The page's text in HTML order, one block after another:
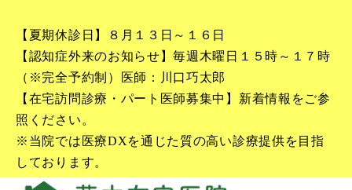
【夏期休診日】８月１３日～１６日
【認知症外来のお知らせ】毎週木曜日１５時～１７時
（※完全予約制）医師：川口巧太郎
【在宅訪問診療・パート医師募集中】新着情報をご参
照ください。
※当院では医療DXを通じた質の高い診療提供を目指
しております。